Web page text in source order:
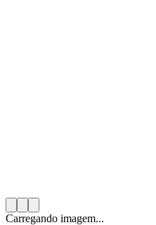
Carregando imagem...